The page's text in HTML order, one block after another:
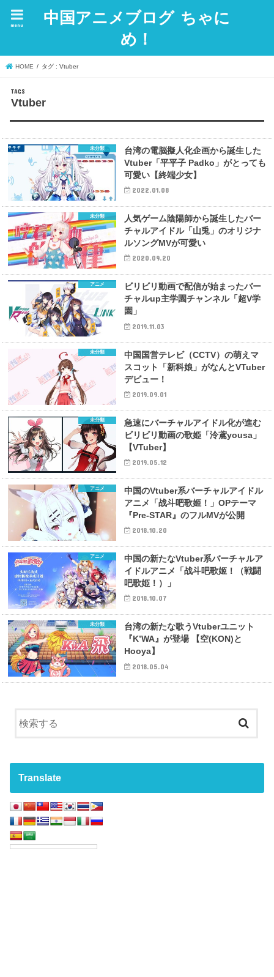
中国アニメブログ ちゃに
め！
menu
HOME タグ : Vtuber
Vtuber
未分類
台湾の電脳擬人化企画から誕生した
Vtuber「平平子 Padko」がとっても
可愛い【終端少女】
2022.01.08
未分類
人気ゲーム陰陽師から誕生したバー
チャルアイドル「山兎」のオリジナ
ルソングMVが可愛い
2020.09.20
アニメ
ビリビリ動画で配信が始まったバー
チャルup主学園チャンネル「超V学
園」
2019.11.03
未分類
中国国営テレビ（CCTV）の萌えマ
スコット「新科娘」がなんとVTuber
デビュー！
2019.09.01
未分類
急速にバーチャルアイドル化が進む
ビリビリ動画の歌姫「泠鳶yousa」
【VTuber】
2019.05.12
アニメ
中国のVtuber系バーチャルアイドル
アニメ「战斗吧歌姬！」OPテーマ
『Pre-STAR』のフルMVが公開
2018.10.20
アニメ
中国の新たなVtuber系バーチャルア
イドルアニメ「战斗吧歌姬！（戦闘
吧歌姫！）」
2018.10.07
未分類
台湾の新たな歌うVtuberユニット
『K’WA』が登場 【空(KON)と
Hooya】
2018.05.04
Translate